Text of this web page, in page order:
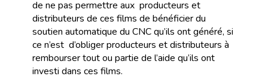
de ne pas permettre aux producteurs et
distributeurs de ces films de bénéficier du
soutien automatique du CNC qu’ils ont généré, si
ce n’est d’obliger producteurs et distributeurs à
rembourser tout ou partie de l’aide qu’ils ont
investi dans ces films.